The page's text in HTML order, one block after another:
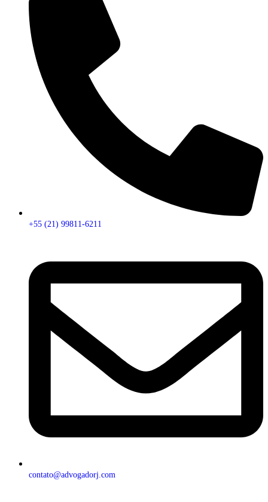
+55 (21) 99811-6211
contato@advogadorj.com